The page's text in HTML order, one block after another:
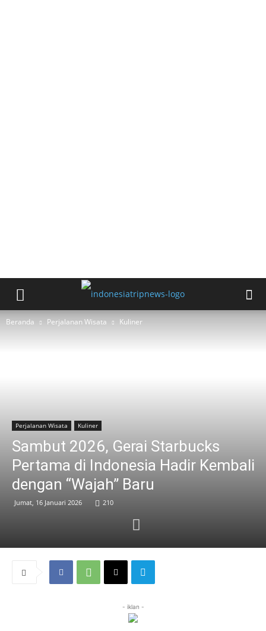
Beranda Perjalanan Wisata Kuliner
Perjalanan Wisata Kuliner
Sambut 2026, Gerai Starbucks
Pertama di Indonesia Hadir Kembali
dengan “Wajah” Baru
Jumat, 16 Januari 2026 210
- iklan -